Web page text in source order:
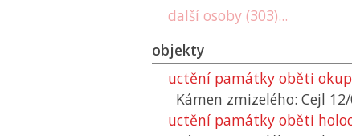
další osoby (303)...
objekty
uctění památky oběti
Kámen zmizelého: Cejl 12/
uctění památky oběti